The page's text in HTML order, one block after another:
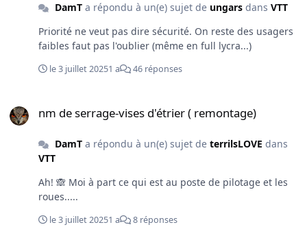
cul 😁. 541h de selle sur l'année 🫣. Une section de pneu
plus large aurait certainement été plus confortable sur
le gravel, ça tape vite. Je vais sûrement relâcher un peu
Statshunter, soit un objectif de régions soit tout autre
DamTa répondu à un(e) sujet de ungarsdans VTT
Priorité ne veut pas dire sécurité. On reste des usagers
faibles faut pas l'oublier (même en full lycra...)
le 3 juillet 20251 a 46 réponses
nm de serrage-vises d'étrier ( remontage)
DamTa répondu à un(e) sujet de terrilsLOVE dans
VTT
Ah! 🙈 Moi à part ce qui est au poste de pilotage et les
roues.....
le 3 juillet 20251 a 8 réponses